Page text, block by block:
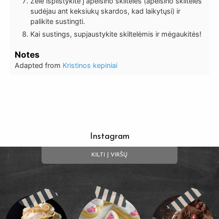
sudėjau ant keksiukų skardos, kad laikytųsi) ir
palikite sustingti.
Kai sustings, supjaustykite skiltelėmis ir mėgaukitės!
Notes
Adapted from Kristinos kepiniai
Instagram
KILTI Į VIRŠŲ